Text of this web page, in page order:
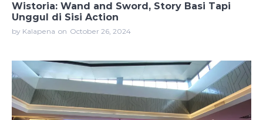
Wistoria: Wand and Sword, Story Basi Tapi
Unggul di Sisi Action
by Kalapena on October 26, 2024